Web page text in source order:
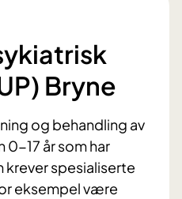
Bryne
og behandling av
0-17 år som har
krever spesialiserte
eksempel være